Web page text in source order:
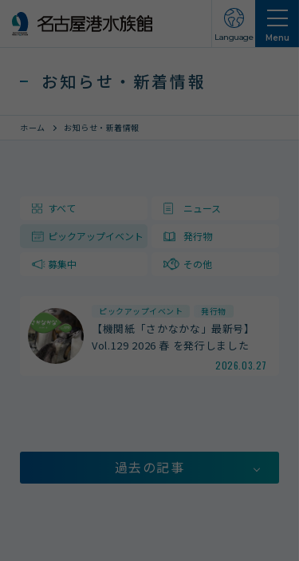
Menu
Language
営業・イベントスケジュール
入館チケット
交通アクセス
名古屋港水族館ってこんなところ
お知らせ・新着情報
ホーム お知らせ・新着情報
すべて ニュース
ピックアップイベント 発行物
募集中 その他
2026.03.27
ピックアップイベント 発行物
【機関紙「さかなかな」最新号】
Vol.129 2026 春 を発行しました
過去の記事